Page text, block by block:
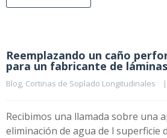
Reemplazando un caño
para un fabricante de
Blog, Cortinas de Soplado Longitudinales |
Recibimos una llamada sobre una
eliminación de agua de l superficie